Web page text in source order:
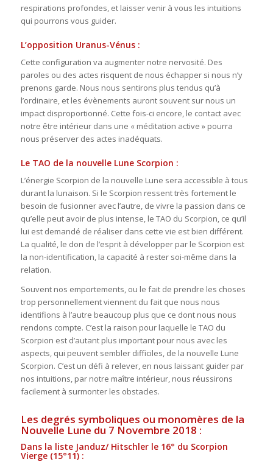
respirations profondes, et laisser venir à vous les intuitions
qui pourrons vous guider.
L’opposition Uranus-Vénus :
Cette configuration va augmenter notre nervosité. Des
paroles ou des actes risquent de nous échapper si nous n’y
prenons garde. Nous nous sentirons plus tendus qu’à
l’ordinaire, et les évènements auront souvent sur nous un
impact disproportionné. Cette fois-ci encore, le contact avec
notre être intérieur dans une « méditation active » pourra
nous préserver des actes inadéquats.
Le TAO de la nouvelle Lune Scorpion :
L’énergie Scorpion de la nouvelle Lune sera accessible à tous
durant la lunaison. Si le Scorpion ressent très fortement le
besoin de fusionner avec l’autre, de vivre la passion dans ce
qu’elle peut avoir de plus intense, le TAO du Scorpion, ce qu’il
lui est demandé de réaliser dans cette vie est bien différent.
La qualité, le don de l’esprit à développer par le Scorpion est
la non-identification, la capacité à rester soi-même dans la
relation.
Souvent nos emportements, ou le fait de prendre les choses
trop personnellement viennent du fait que nous nous
identifions à l’autre beaucoup plus que ce dont nous nous
rendons compte. C’est la raison pour laquelle le TAO du
Scorpion est d’autant plus important pour nous avec les
aspects, qui peuvent sembler difficiles, de la nouvelle Lune
Scorpion. C’est un défi à relever, en nous laissant guider par
nos intuitions, par notre maître intérieur, nous réussirons
facilement à surmonter les obstacles.
Les degrés symboliques ou monomères de la
Nouvelle Lune du 7 Novembre 2018 :
Dans la liste Janduz/ Hitschler le 16° du Scorpion
Vierge (15°11) :